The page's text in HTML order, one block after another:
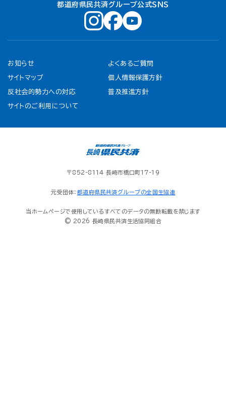
都道府県民共済グループ公式ＳＮＳ
お知らせ よくあるご質問
サイトマップ 個人情報保護方針
反社会的勢力への対応 普及推進方針
サイトのご利用について
〒852-8114 長崎市橋口町17-19
元受団体： 都道府県民共済グループの全国生協連
当ホームページで使用しているすべてのデータの無断転載を禁じます
© 2026 長崎県民共済生活協同組合